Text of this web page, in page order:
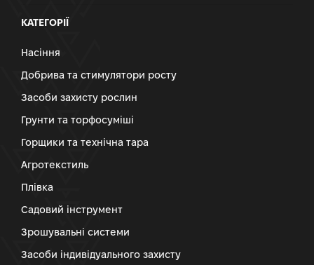
КАТЕГОРІЇ
Насіння
Добрива та стимулятори росту
Засоби захисту рослин
Грунти та торфосуміші
Горщики та технічна тара
Агротекстиль
Плівка
Садовий інструмент
Зрошувальні системи
Засоби індивідуального захисту